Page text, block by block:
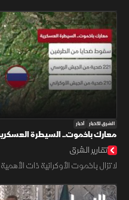
الشرق للأخبار أخبار
معارك باخموت.. السيطرة
تقارير الشرق
لا تزال باخموت الأوكرانية ذات